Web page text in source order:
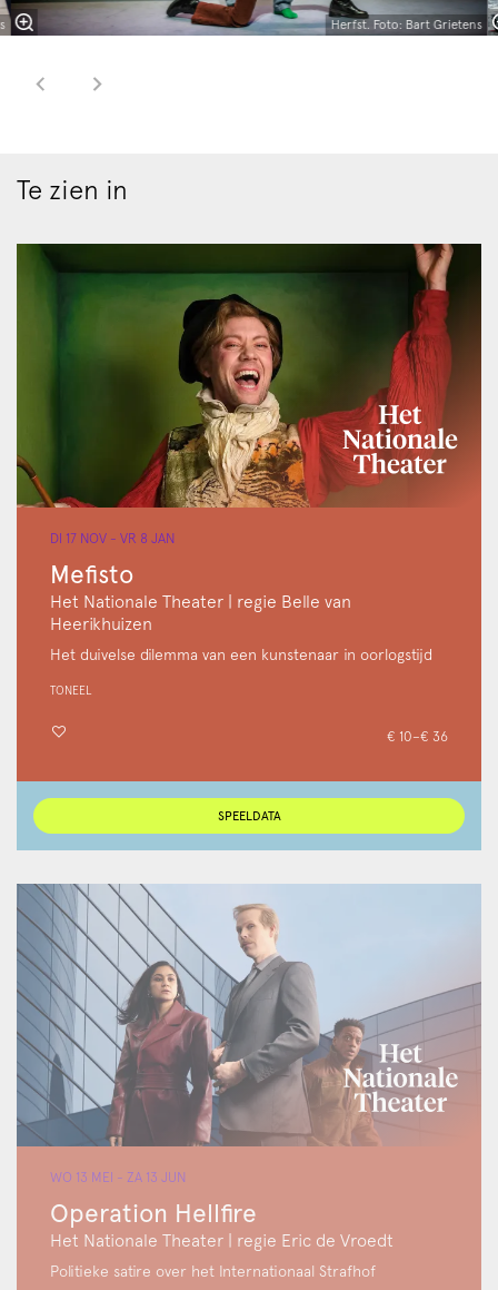
Herfst. Foto: Bart Grietens
Te zien in
Mefisto
Het Nationale Theater | regie Belle van
Heerikhuizen
DI 17 NOV - VR 8 JAN
Het duivelse dilemma van een kunstenaar in oorlogstijd
TONEEL
€ 10–€ 36
SPEELDATA
Operation Hellfire
Het Nationale Theater | regie Eric de Vroedt
WO 13 MEI - ZA 13 JUN
Politieke satire over het Internationaal Strafhof